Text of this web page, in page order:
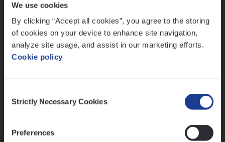
We use cookies
By clicking “Accept all cookies”, you agree to the storing
of cookies on your device to enhance site navigation,
analyze site usage, and assist in our marketing efforts.
Cookie policy
Selection
Strictly Necessary Cookies
Preferences
Ons sollicitatieproces